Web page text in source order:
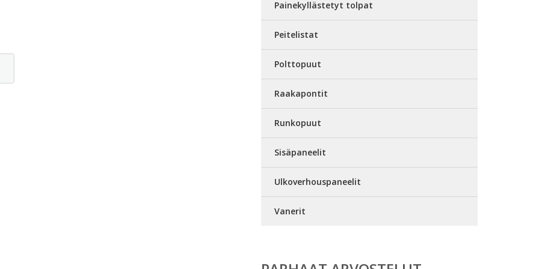
Painekyllästetyt tolpat
Peitelistat
Polttopuut
Raakapontit
Runkopuut
Sisäpaneelit
Ulkoverhouspaneelit
Vanerit